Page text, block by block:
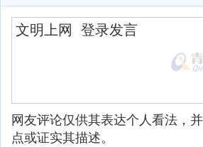
网友评论仅供其表达个人看法，
点或证实其描述。